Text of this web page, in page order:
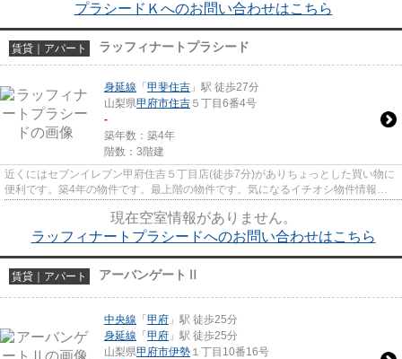
プラシードＫへのお問い合わせはこちら
賃貸｜アパート ラッフィナートプラシード
身延線 「 甲斐住吉 」駅 徒歩27分
山梨県甲府市住吉 ５丁目6番4号
-
築年数：築4年
階数：3階建
近くにはセブンイレブン甲府住吉５丁目店(徒歩7分)がありちょっとした買い物に
便利です。築4年の物件です。最上階の物件です。気になるイチオシ物件情報：
現在空室情報がありません。
ラッフィナートプラシードへのお問い合わせはこちら
賃貸｜アパート アーバンゲートⅡ
中央線 「 甲府 」駅 徒歩25分
身延線 「 甲府 」駅 徒歩25分
山梨県甲府市伊勢 １丁目10番16号